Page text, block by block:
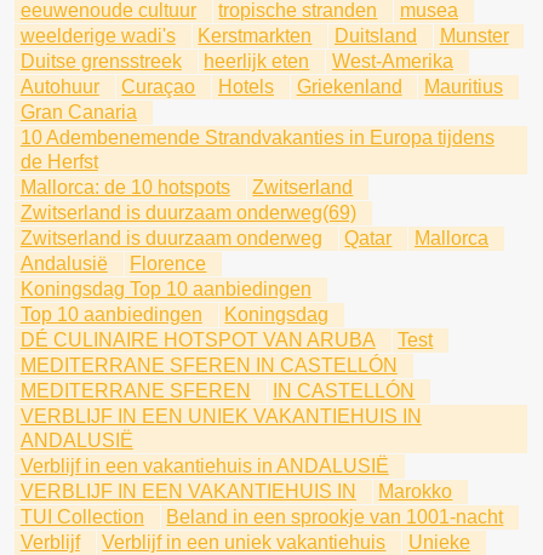
eeuwenoude cultuur
tropische stranden
musea
weelderige wadi's
Kerstmarkten Duitsland
Munster
Duitse grensstreek
heerlijk eten
West-Amerika
Autohuur
Curaçao Hotels Griekenland
Mauritius
Gran Canaria
10 Adembenemende Strandvakanties in Europa tijdens
de Herfst
Mallorca: de 10 hotspots
Zwitserland
Zwitserland is duurzaam onderweg(69)
Zwitserland is duurzaam onderweg
Qatar
Mallorca
Andalusië
Florence
Koningsdag Top 10 aanbiedingen
Top 10 aanbiedingen
Koningsdag
DÉ CULINAIRE HOTSPOT VAN ARUBA
Test
MEDITERRANE SFEREN IN CASTELLÓN
MEDITERRANE SFEREN
IN CASTELLÓN
VERBLIJF IN EEN UNIEK VAKANTIEHUIS IN
ANDALUSIË
Verblijf in een vakantiehuis in ANDALUSIË
VERBLIJF IN EEN VAKANTIEHUIS IN
Marokko
TUI Collection
Beland in een sprookje van 1001-nacht
Verblijf
Verblijf in een uniek vakantiehuis
Unieke